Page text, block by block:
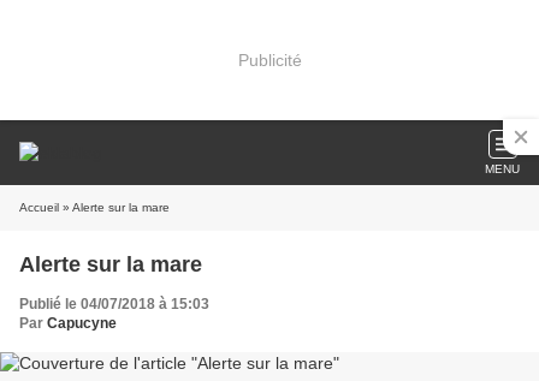
Publicité
MENU
Accueil » Alerte sur la mare
Alerte sur la mare
Publié le 04/07/2018 à 15:03
Par Capucyne